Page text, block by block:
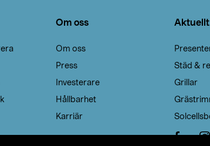
Om oss
Om oss
Press
Investerare
Hållbarhet
Karriär
Aktuellt
Städ &
Grillar